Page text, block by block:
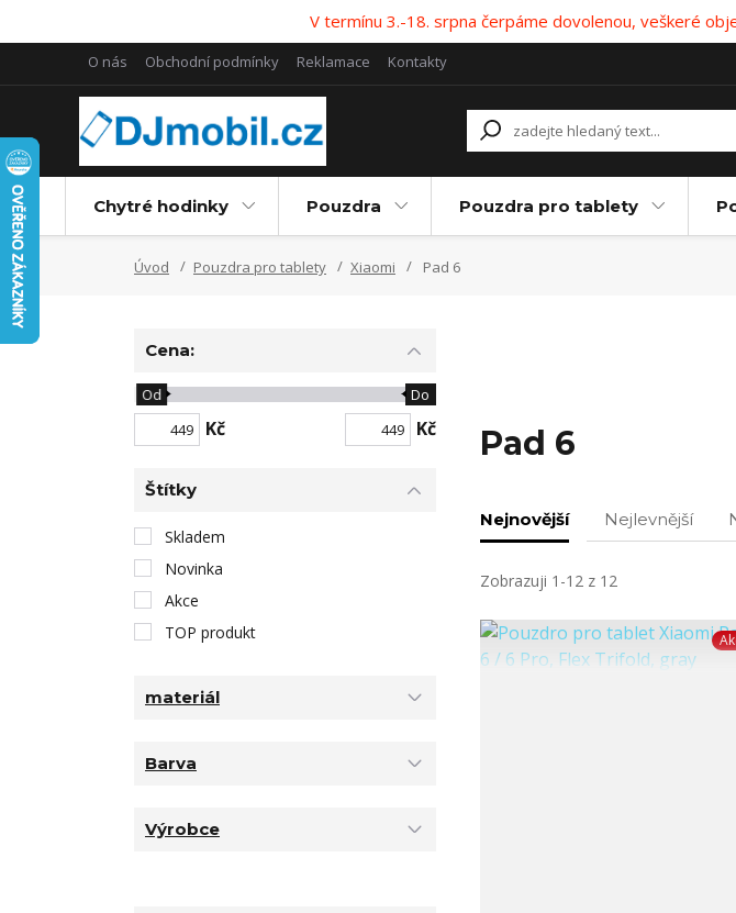
V termínu 3.-18. srpna čerpáme dovolenou, veškeré
O nás Obchodní podmínky Reklamace Kontakty
Chytré hodinky Pouzdra Pouzdra pro tablety
Úvod Pouzdra pro tablety Xiaomi Pad 6
Pad 6
Nejnovější Nejlevnější
Zobrazuji 1-12 z 12
Cena:
Kč
Od Do
Kč
Štítky
Skladem
Novinka
Akce
TOP produkt
materiál
Barva
Výrobce